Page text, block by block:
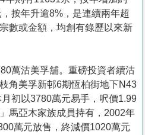
按年升逾8%，是連續兩年超
數或金額，均創有錄歷以來新
萬沽美孚舖。重磅投資者續沽
角美孚新邨6期恆柏街地下N43
初以3780萬元易手，呎價1.99
馬亞木家族成員持有，2002年
萬元放售，終減價1020萬元